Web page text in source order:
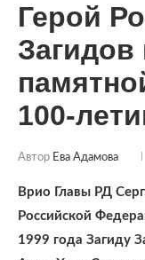
Герой
Загидов
100-
Автор Ева Адамова
Врио Главы РД
Российской
1999 года Загиду